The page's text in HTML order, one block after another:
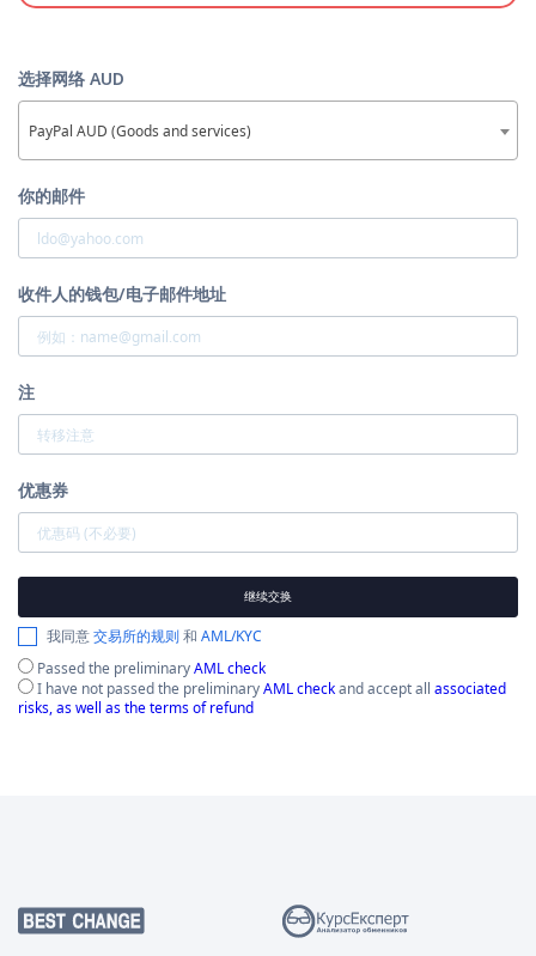
选择网络 AUD
PayPal AUD (Goods and services)
你的邮件
收件人的钱包/电子邮件地址
注
优惠券
继续交换
我同意交易所的规则和 AML/KYC
Passed the preliminaryAML check
I have not passed the preliminaryAML checkand accept all associated
risks, as well as the terms of refund